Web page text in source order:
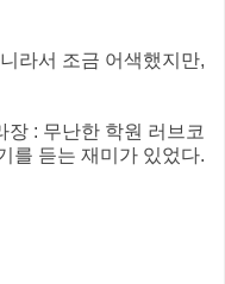
라서 조금 어색했지만,
장 : 무난한 학원 러브코
를 듣는 재미가 있었다.